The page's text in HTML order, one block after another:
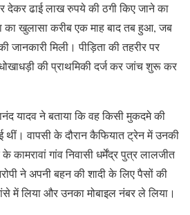
ढाई लाख रुपये की ठगी किए जाने का
का खुलासा करीब एक माह बाद तब हुआ, जब
जानकारी मिली। पीड़िता की तहरीर पर
की प्राथमिकी दर्ज कर जांच शुरू कर
यादव ने बताया कि वह किसी मुकदमे की
थीं। वापसी के दौरान कैफियात ट्रेन में उनकी
कामरावां गांव निवासी धर्मेंद्र पुत्र लालजीत
ने अपनी बहन की शादी के लिए पैसों की
में लिया और उनका मोबाइल नंबर ले लिया।